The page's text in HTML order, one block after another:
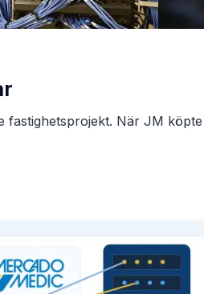
När JM